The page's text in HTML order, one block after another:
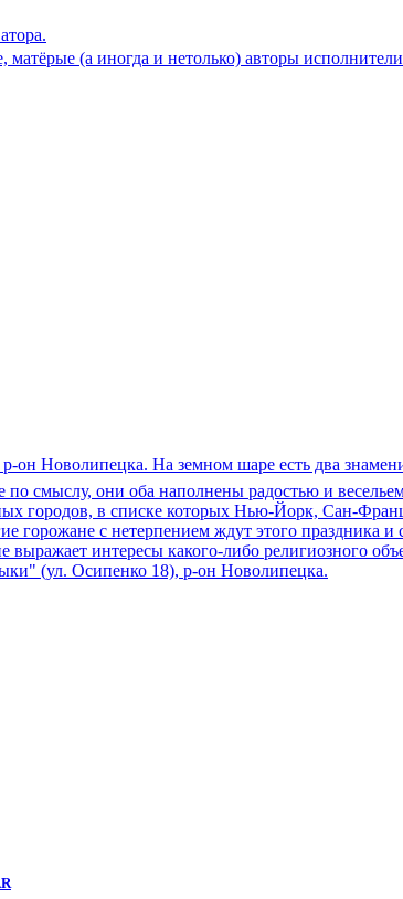
матёрые (а иногда и нетолько) авторы
Новолипецка. На земном шаре есть два
по смыслу, они оба наполнены радостью и
городов, в списке которых Нью-Йорк, Сан-
горожане с нетерпением ждут этого праздника
выражает интересы какого-либо религиозного
(ул. Осипенко 18), р-он Новолипецка.